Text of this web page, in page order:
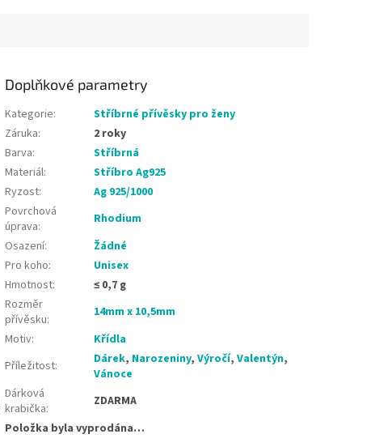
Doplňkové parametry
Kategorie:
Stříbrné přívěsky pro ženy
Záruka:
2 roky
Barva:
Stříbrná
Materiál:
Stříbro Ag925
Ryzost:
Ag 925/1000
Povrchová
úprava:
Rhodium
Osazení:
Žádné
Pro koho:
Unisex
Hmotnost:
≤ 0,7 g
Rozměr
přívěsku:
14mm x 10,5mm
Motiv:
Křídla
Příležitost: Dárek, Narozeniny,Výročí,Valentýn,
Vánoce
Dárková
krabička:
ZDARMA
Položka byla vyprodána…